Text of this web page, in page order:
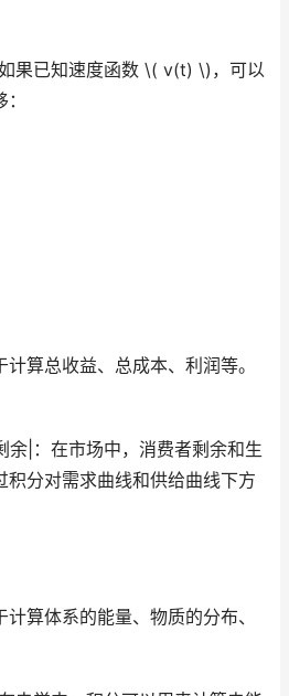
果已知速度函数 \( v(t) \)，可以
算总收益、总成本、利润等。
余|：在市场中，消费者剩余和生
积分对需求曲线和供给曲线下方
算体系的能量、物质的分布、